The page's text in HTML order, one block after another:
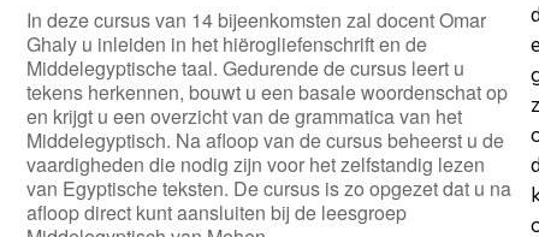
In deze cursus van 14 bijeenkomsten zal docent Omar
Ghaly u inleiden in het hiërogliefenschrift en de
Middelegyptische taal. Gedurende de cursus leert u
tekens herkennen, bouwt u een basale woordenschat op
en krijgt u een overzicht van de grammatica van het
Middelegyptisch. Na afloop van de cursus beheerst u de
vaardigheden die nodig zijn voor het zelfstandig lezen
van Egyptische teksten. De cursus is zo opgezet dat u na
afloop direct kunt aansluiten bij de leesgroep